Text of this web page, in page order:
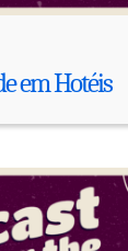
em Hotéis